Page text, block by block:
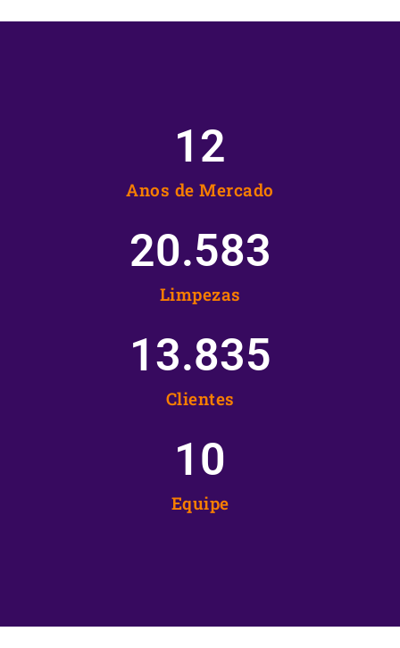
Anos de Mercado
12
Limpezas
20.583
Clientes
13.835
Equipe
10